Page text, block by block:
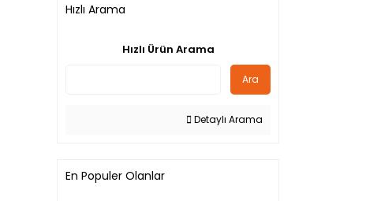
Hızlı Arama
Hızlı Ürün Arama
Ara
Detaylı Arama
En Populer Olanlar